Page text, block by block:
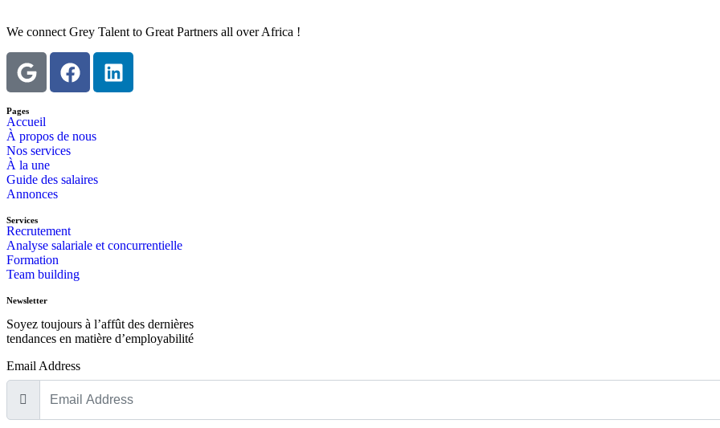
We connect Grey Talent to Great Partners all over Africa !
Pages
Accueil
À propos de nous
Nos services
À la une
Guide des salaires
Annonces
Services
Recrutement
Analyse salariale et concurrentielle
Formation
Team building
Newsletter
Soyez toujours à l’affût des dernières
tendances en matière d’employabilité
Email Address